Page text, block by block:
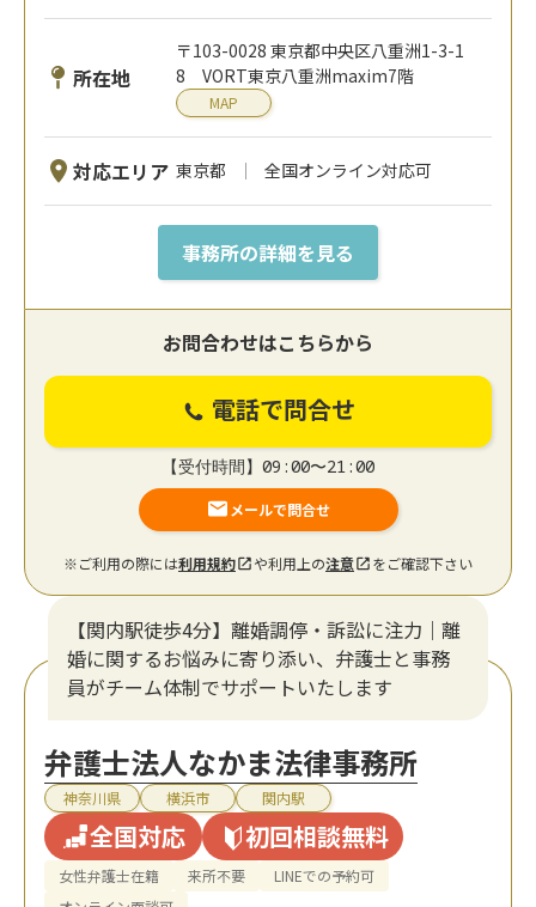
所在地
〒103-0028 東京都中央区八重洲1-3-1
8 VORT東京八重洲maxim7階
MAP
対応エリア 東京都 全国オンライン対応可
事務所の詳細を見る
お問合わせはこちらから
電話で問合せ
【受付時間】09:00〜21:00
メールで問合せ
※ご利用の際には利用規約 や利用上の注意 をご確認下さい
【関内駅徒歩4分】離婚調停・訴訟に注力│離
婚に関するお悩みに寄り添い、弁護士と事務
員がチーム体制でサポートいたします
弁護士法人なかま法律事務所
神奈川県 横浜市 関内駅
全国対応 初回相談無料
女性弁護士在籍 来所不要
LINEでの予約可